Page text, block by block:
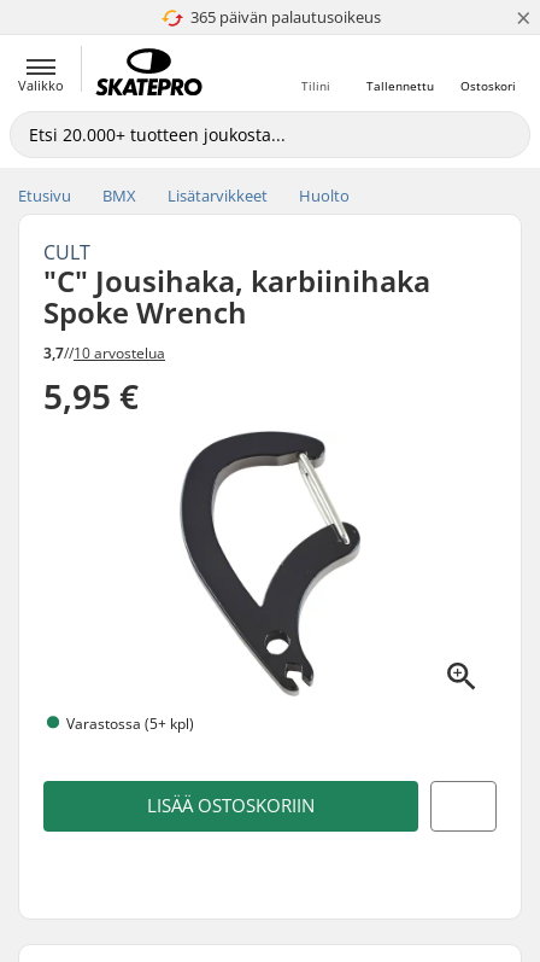
365 päivän palautusoikeus
4.8 / 5 ×
Valikko Ostoskori
Tallennettu
Tilini
Etusivu BMX Lisätarvikkeet Huolto
CULT
"C" Jousihaka, karbiinihaka
Spoke Wrench
3,7//10 arvostelua
5,95 €
Varastossa (5+ kpl)
LISÄÄ OSTOSKORIIN